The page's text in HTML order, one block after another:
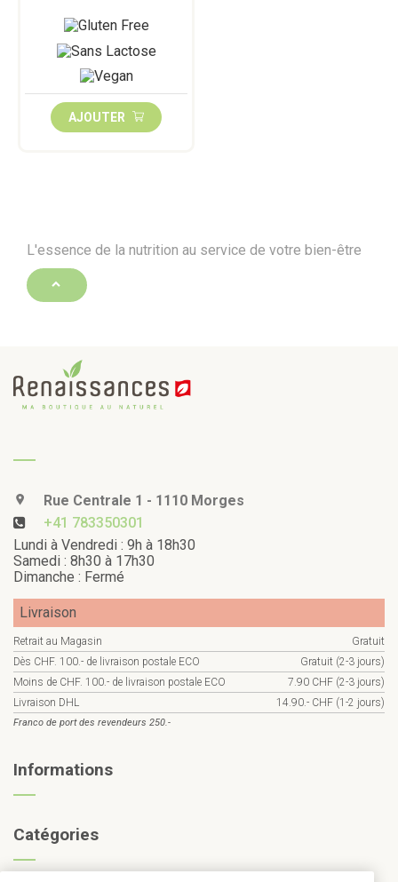
AJOUTER
L'essence de la nutrition au service de votre bien-être
Rue Centrale 1 - 1110 Morges
+41 783350301
Lundi à Vendredi : 9h à 18h30
Samedi : 8h30 à 17h30
Dimanche : Fermé
Livraison
Retrait au Magasin
Gratuit
Dès CHF. 100.- de livraison postale ECO
Gratuit (2-3 jours)
Moins de CHF. 100.- de livraison postale ECO
7.90 CHF (2-3 jours)
Livraison DHL
14.90.- CHF (1-2 jours)
Franco de port des revendeurs 250.-
Informations
Catégories